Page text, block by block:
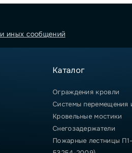
иных сообщений
Каталог
Ограждения кровли
Системы перемещения
Кровельные мостики
Снегозадержатели
Пожарные лестницы